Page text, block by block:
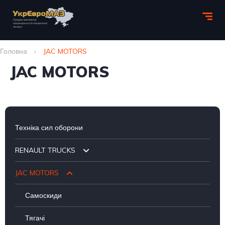
Головна › JAC MOTORS
JAC MOTORS
Техніка сил оборони
RENAULT TRUCKS
Шасі
Бортові
JAC MOTORS
Самоскиди
Тягачі